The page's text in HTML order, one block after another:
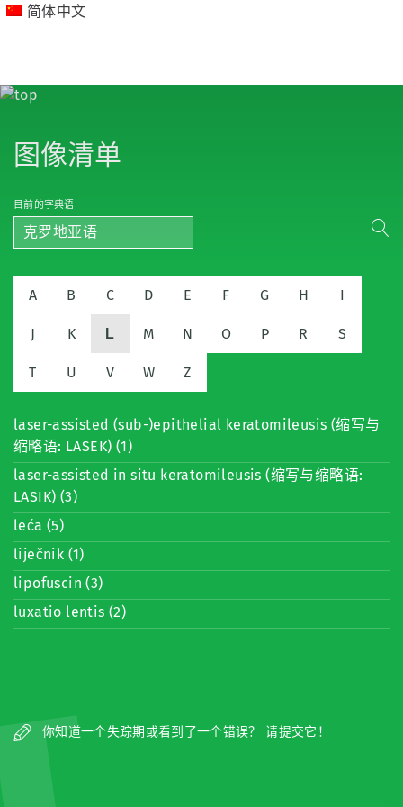
简体中文
图像清单
目前的字典语
克罗地亚语
A B C D E F G H I
J K L M N O P R S
T U V W Z
laser-assisted (sub-)epithelial keratomileusis (缩写与
缩略语: LASEK) (1)
laser-assisted in situ keratomileusis (缩写与缩略语:
LASIK) (3)
leća (5)
liječnik (1)
lipofuscin (3)
luxatio lentis (2)
你知道一个失踪期或看到了一个错误？ 请提交它！